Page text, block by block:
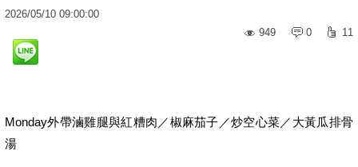
2026/05/10 09:00:00
949
0 11
Monday外帶滷雞腿與紅糟肉／椒麻茄子／炒空心菜／大黃瓜排骨
湯